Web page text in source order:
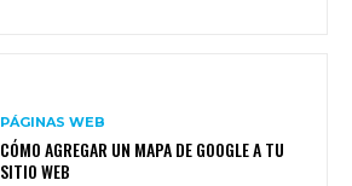
PÁGINAS WEB
CÓMO AGREGAR UN MAPA DE GOOGLE A TU
SITIO WEB